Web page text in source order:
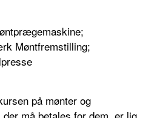
Møntfremstilling;
på mønter og